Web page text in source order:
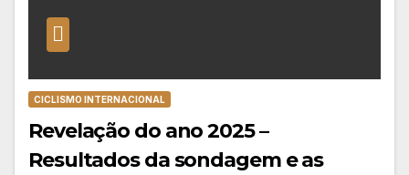
CICLISMO INTERNACIONAL
Revelação do ano 2025 –
Resultados da sondagem e as